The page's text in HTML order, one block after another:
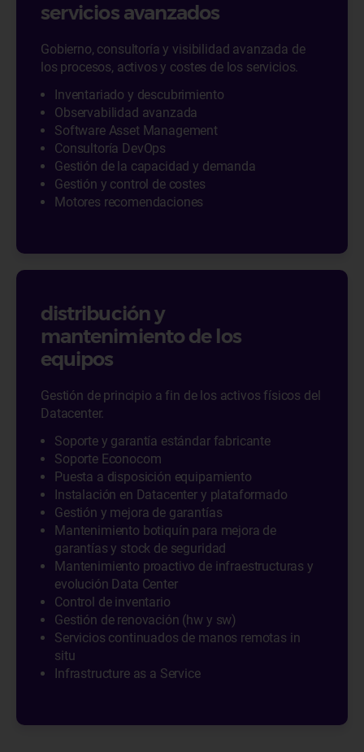
servicios avanzados
Gobierno, consultoría y visibilidad avanzada de
los procesos, activos y costes de los servicios.
Inventariado y descubrimiento
Observabilidad avanzada
Software Asset Management
Consultoría DevOps
Gestión de la capacidad y demanda
Gestión y control de costes
Motores recomendaciones
distribución y
mantenimiento de los
equipos
Gestión de principio a fin de los activos físicos del
Datacenter.
Soporte y garantía estándar fabricante
Soporte Econocom
Puesta a disposición equipamiento
Instalación en Datacenter y plataformado
Gestión y mejora de garantías
Mantenimiento botiquín para mejora de
garantías y stock de seguridad
Mantenimiento proactivo de infraestructuras y
evolución Data Center
Control de inventario
Gestión de renovación (hw y sw)
Servicios continuados de manos remotas in
situ
Infrastructure as a Service